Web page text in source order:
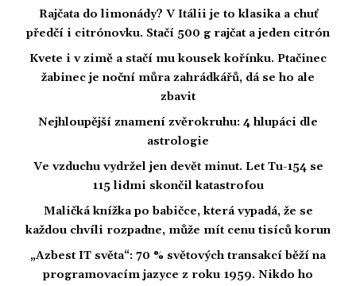
Rajčata do limonády? V Itálii je to klasika a chuť
předčí i citrónovku. Stačí 500 g rajčat a jeden citrón
Kvete i v zimě a stačí mu kousek kořínku. Ptačinec
žabinec je noční můra zahrádkářů, dá se ho ale
zbavit
Nejhloupější znamení zvěrokruhu: 4 hlupáci dle
astrologie
Ve vzduchu vydržel jen devět minut. Let Tu-154 se
115 lidmi skončil katastrofou
Maličká knížka po babičce, která vypadá, že se
každou chvíli rozpadne, může mít cenu tisíců korun
„Azbest IT světa“: 70 % světových transakcí běží na
programovacím jazyce z roku 1959. Nikdo ho